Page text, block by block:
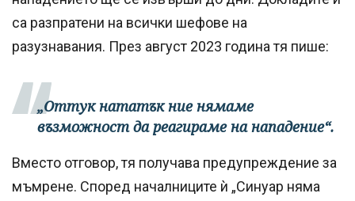
са разпратени на всички шефове на
разузнавания. През август 2023 година тя пише:
„Оттук нататък ние нямаме
възможност да реагираме на нападение“.
Вместо отговор, тя получава предупреждение за
мъмрене. Според началниците ѝ „Синуар няма